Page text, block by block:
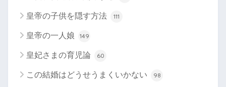
皇帝の子供を隠す方法 111
皇帝の一人娘 149
皇妃さまの育児論 60
この結婚はどうせうまくいかない 98